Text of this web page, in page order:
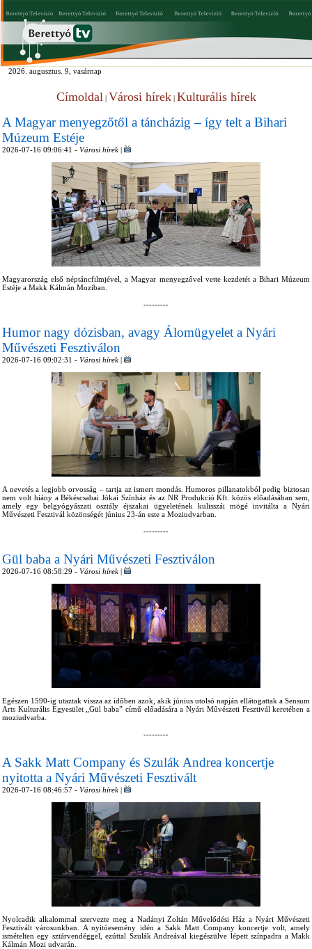
2026. augusztus. 9, vasárnap
Címoldal | Városi hírek| Kulturális hírek
A Magyar menyegzőtől a táncházig – így telt a Bihari
Múzeum Estéje
2026-07-16 09:06:41 - Városi hírek |
Magyarország első néptáncfilmjével, a Magyar menyegzővel vette kezdetét a Bihari Múzeum
Estéje a Makk Kálmán Moziban.
---------
Humor nagy dózisban, avagy Álomügyelet a Nyári
Művészeti Fesztiválon
2026-07-16 09:02:31 - Városi hírek |
A nevetés a legjobb orvosság – tartja az ismert mondás. Humoros pillanatokból pedig biztosan
nem volt hiány a Békéscsabai Jókai Színház és az NR Produkció Kft. közös előadásában sem,
amely egy belgyógyászati osztály éjszakai ügyeletének kulisszái mögé invitálta a Nyári
Művészeti Fesztivál közönségét június 23-án este a Moziudvarban.
---------
Gül baba a Nyári Művészeti Fesztiválon
2026-07-16 08:58:29 - Városi hírek |
Egészen 1590-ig utaztak vissza az időben azok, akik június utolsó napján ellátogattak a Sensum
Arts Kulturális Egyesület „Gül baba” című előadására a Nyári Művészeti Fesztivál keretében a
moziudvarba.
---------
A Sakk Matt Company és Szulák Andrea koncertje
nyitotta a Nyári Művészeti Fesztivált
2026-07-16 08:46:57 - Városi hírek |
Nyolcadik alkalommal szervezte meg a Nadányi Zoltán Művelődési Ház a Nyári Művészeti
Fesztivált városunkban. A nyitóesemény idén a Sakk Matt Company koncertje volt, amely
ismételten egy sztárvendéggel, ezúttal Szulák Andreával kiegészülve lépett színpadra a Makk
Kálmán Mozi udvarán.